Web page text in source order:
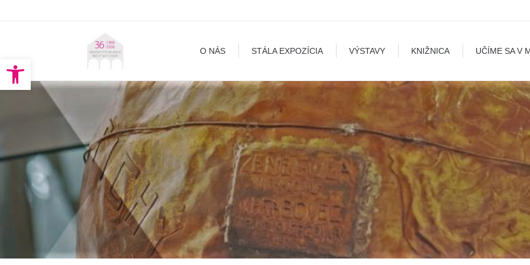
Open toolbar
O NÁS STÁLA EXPOZÍCIA VÝSTAVY KNIŽNICA UČÍME SA V
O NÁS STÁLA EXPOZÍCIA VÝSTAVY KNIŽNICA UČÍME SA V MÚZEU